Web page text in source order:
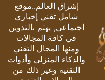
إشراق العالم..موقع
شامل تقني إخباري
اجتماعي, يهتم بالتدوين
في كافة المجالات
ومنها المجال التقني
والذكاء المنزلي وأدوات
التقنية وغير ذلك من